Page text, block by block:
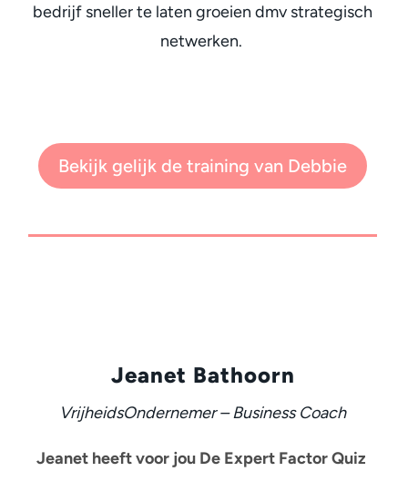
bedrijf sneller te laten groeien dmv strategisch
netwerken.
Bekijk gelijk de training van Debbie
Jeanet Bathoorn
VrijheidsOndernemer – Business Coach
Jeanet heeft voor jou De Expert Factor Quiz